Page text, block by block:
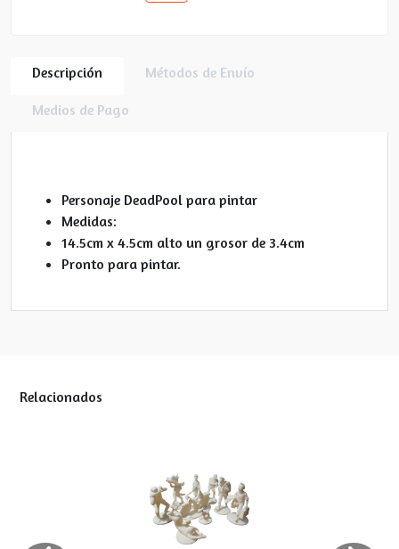
Descripción Métodos de Envío
Medios de Pago
Personaje DeadPool para pintar
Medidas:
14.5cm x 4.5cm alto un grosor de 3.4cm
Pronto para pintar.
Relacionados